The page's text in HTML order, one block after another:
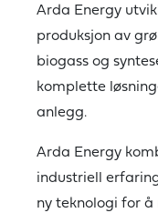
Arda Energy
produksjon av
biogass og
komplette
anlegg.
Arda Energy
industriell
ny teknologi for å